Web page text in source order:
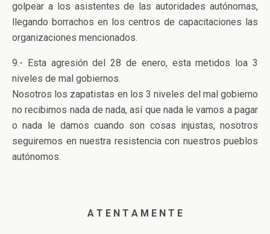
golpear a los asistentes de las autoridades autónomas,
llegando borrachos en los centros de capacitaciones las
organizaciones mencionados.
9.- Esta agresión del 28 de enero, esta metidos loa 3
niveles de mal gobiernos.
Nosotros los zapatistas en los 3 niveles del mal gobierno
no recibimos nada de nada, así que nada le vamos a pagar
o nada le damos cuando son cosas injustas, nosotros
seguiremos en nuestra resistencia con nuestros pueblos
autónomos.
A T E N T A M E N T E